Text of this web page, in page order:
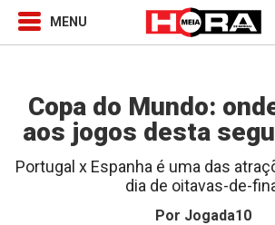
Copa do Mundo:
aos jogos desta
Portugal x Espanha é uma das
dia de oitavas-de-
Por Jogada10